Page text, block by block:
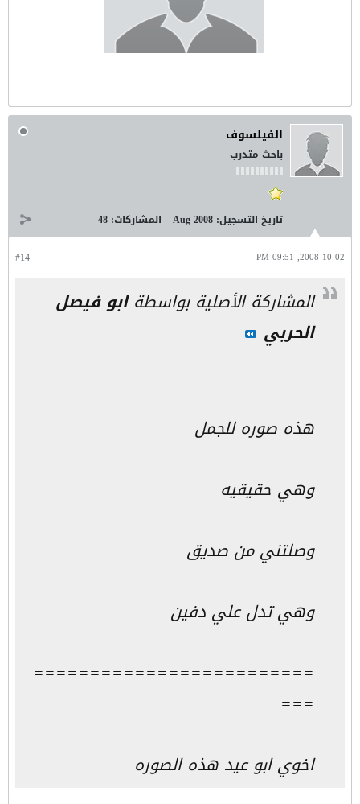
الفيلسوف
باحث متدرب
تاريخ التسجيل: Aug 2008 المشاركات: 48
#14 2008-10-02, 09:51 PM
المشاركة الأصلية بواسطةابو فيصل
الحربي
هذه صوره للجمل
وهي حقيقيه
وصلتني من صديق
وهي تدل علي دفين
=========================
===
اخوي ابو عيد هذه الصوره